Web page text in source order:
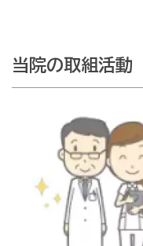
当院の取組活動